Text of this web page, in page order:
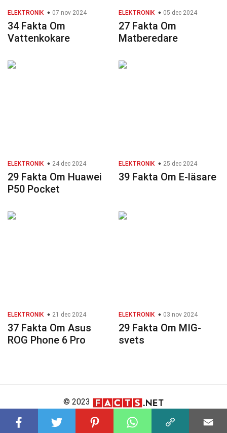
ELEKTRONIK 07 nov 2024
34 Fakta Om
Vattenkokare
ELEKTRONIK 05 dec 2024
27 Fakta Om
Matberedare
ELEKTRONIK 24 dec 2024
29 Fakta Om Huawei
P50 Pocket
ELEKTRONIK 25 dec 2024
39 Fakta Om E-läsare
ELEKTRONIK 21 dec 2024
37 Fakta Om Asus
ROG Phone 6 Pro
ELEKTRONIK 03 nov 2024
29 Fakta Om MIG-
svets
© 2023